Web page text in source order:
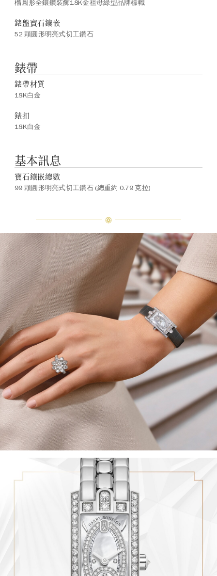
橢圓形全鑲鑽裝飾18K金祖母綠型品牌標幟
錶盤寶石鑲嵌
52 顆圓形明亮式切工鑽石
錶帶
錶帶材質
18K白金
錶扣
18K白金
基本訊息
寶石鑲嵌總數
99 顆圓形明亮式切工鑽石 (總重約 0.79 克拉)